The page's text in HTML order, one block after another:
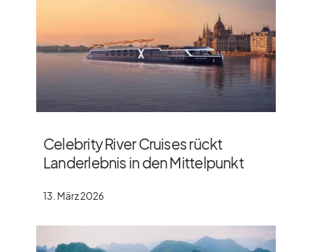
Celebrity River Cruises rückt
Landerlebnis in den Mittelpunkt
13. März 2026